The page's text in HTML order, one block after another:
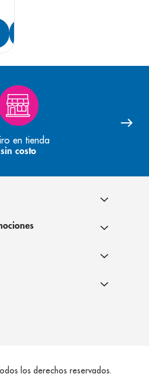
en tienda
sin costo
los derechos reservados.